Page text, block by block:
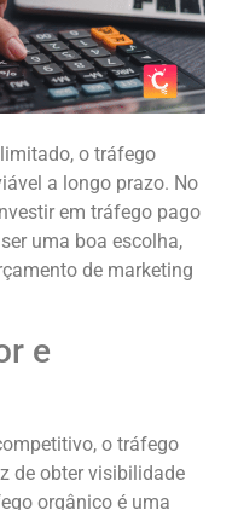
o tráfego
a longo prazo. No
em tráfego pago
uma boa escolha,
de marketing
e
o tráfego
de obter visibilidade
orgânico é uma